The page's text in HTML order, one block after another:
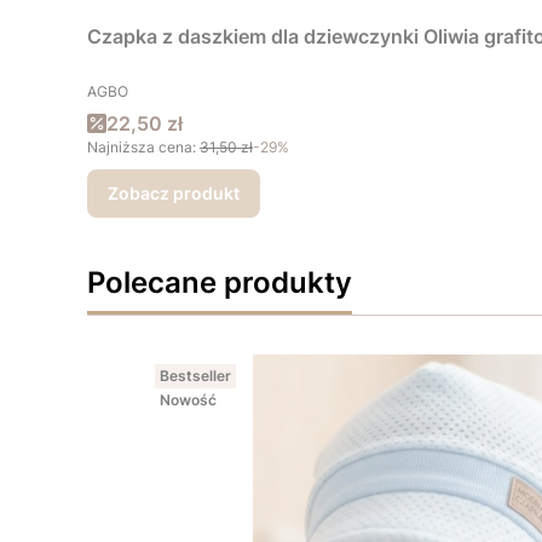
Czapka z daszkiem dla dziewczynki Oliwia
PRODUCENT
AGBO
Cena promocyjna
22,50 zł
Najniższa cena: 31,50 zł-29%
Zobacz produkt
Polecane produkty
Bestseller
Nowość